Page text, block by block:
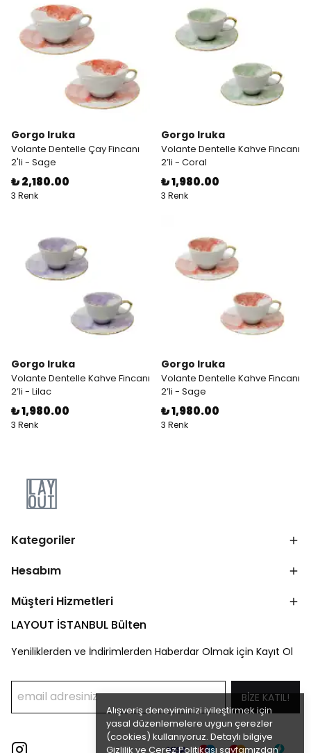
Alışveriş deneyiminizi iyileştirmek için
yasal düzenlemelere uygun çerezler
(cookies) kullanıyoruz. Detaylı bilgiye
Gizlilik ve Çerez Politikası sayfamızdan
Gorgo Iruka
Volante Dentelle Çay Fincanı
2'li - Sage
₺ 2,180.00
3 Renk
Gorgo Iruka
Volante Dentelle Kahve Fincanı
2’li - Coral
₺ 1,980.00
3 Renk
Gorgo Iruka
Volante Dentelle Kahve Fincanı
2’li - Lilac
₺ 1,980.00
3 Renk
Gorgo Iruka
Volante Dentelle Kahve Fincanı
2’li - Sage
₺ 1,980.00
3 Renk
Kategoriler
Hesabım
Müşteri Hizmetleri
LAYOUT İSTANBUL Bülten
Yeniliklerden ve İndirimlerden Haberdar Olmak için Kayıt Ol
BİZE KATIL!